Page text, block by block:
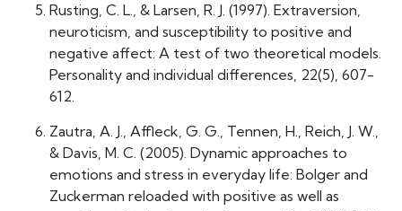
Rusting, C. L., & Larsen, R. J. (1997). Extraversion,
neuroticism, and susceptibility to positive and
negative affect: A test of two theoretical models.
Personality and individual differences, 22(5), 607-
612.
Zautra, A. J., Affleck, G. G., Tennen, H., Reich, J. W.,
& Davis, M. C. (2005). Dynamic approaches to
emotions and stress in everyday life: Bolger and
Zuckerman reloaded with positive as well as